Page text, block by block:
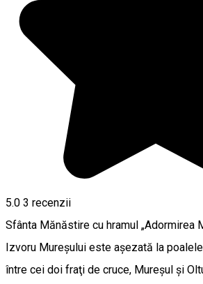
5.0 3 recenzii
Sfânta Mănăstire cu hramul „Adormirea
Izvoru Mureşului este aşezată la
între cei doi fraţi de cruce, Mureşul şi